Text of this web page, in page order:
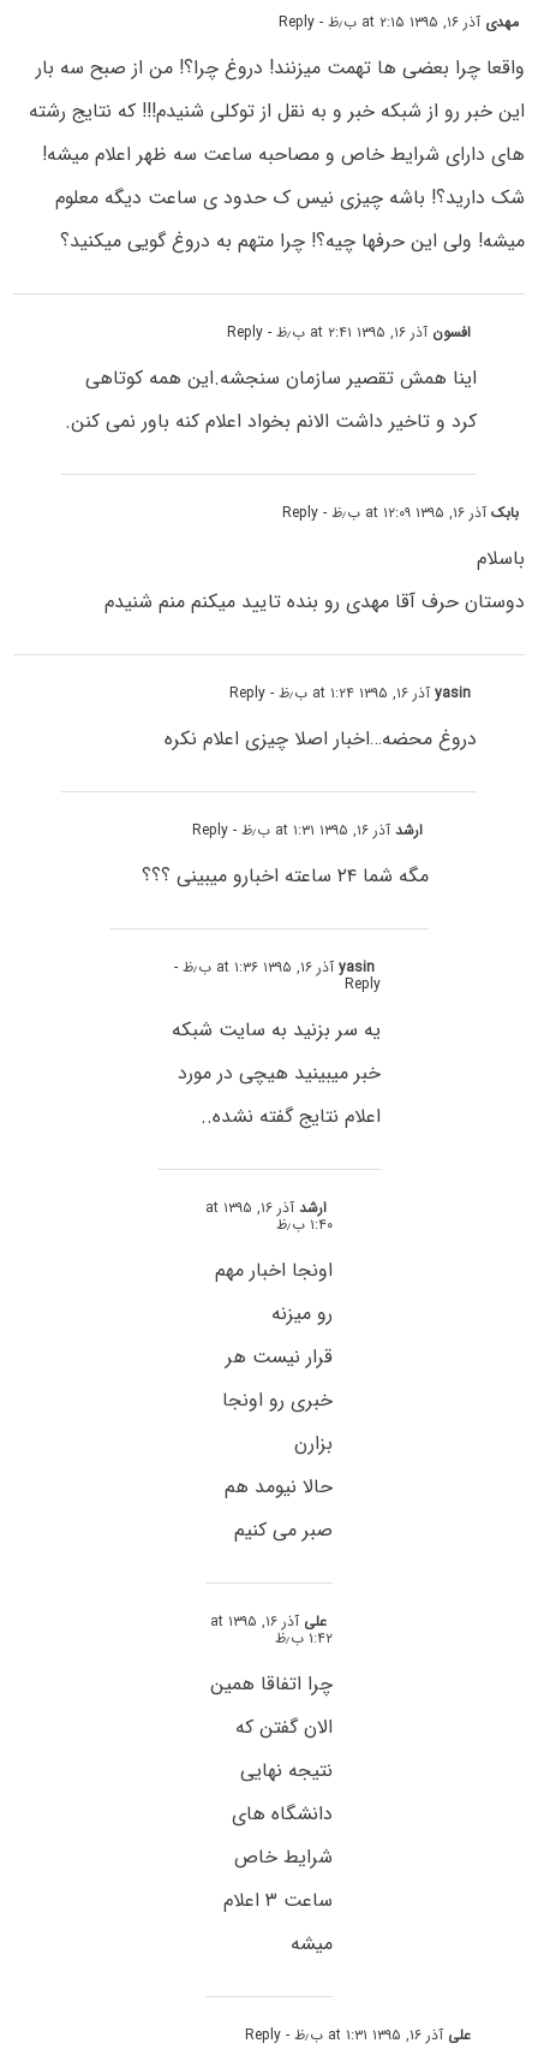
مهدی آذر ۱۶, ۱۳۹۵ at ۲:۱۵ ب٫ظ - Reply
واقعا چرا بعضی ها تهمت میزنند! دروغ چرا؟! من از صبح سه بار
این خبر رو از شبکه خبر و به نقل از توکلی شنیدم!!! که نتایج رشته
های دارای شرایط خاص و مصاحبه ساعت سه ظهر اعلام میشه!
شک دارید؟! باشه چیزی نیس ک حدود ی ساعت دیگه معلوم
میشه! ولی این حرفها چیه؟! چرا متهم به دروغ گویی میکنید؟
افسون آذر ۱۶, ۱۳۹۵ at ۲:۴۱ ب٫ظ - Reply
اینا همش تقصیر سازمان سنجشه.این همه کوتاهی
کرد و تاخیر داشت الانم بخواد اعلام کنه باور نمی کنن.
بابکآذر ۱۶, ۱۳۹۵ at ۱۲:۰۹ ب٫ظ - Reply
باسلام
دوستان حرف آقا مهدی رو بنده تایید میکنم منم شنیدم
yasinآذر ۱۶, ۱۳۹۵ at ۱:۲۴ ب٫ظ - Reply
دروغ محضه…اخبار اصلا چیزی اعلام نکره
ارشدآذر ۱۶, ۱۳۹۵ at ۱:۳۱ ب٫ظ - Reply
مگه شما ۲۴ ساعته اخبارو میبینی ؟؟؟
yasinآذر ۱۶, ۱۳۹۵ at ۱:۳۶ ب٫ظ -
Reply
یه سر بزنید به سایت شبکه
خبر میبینید هیچی در مورد
اعلام نتایج گفته نشده..
ارشد آذر ۱۶, ۱۳۹۵ at
۱:۴۰ ب٫ظ
اونجا اخبار مهم
رو میزنه
قرار نیست هر
خبری رو اونجا
بزارن
حالا نیومد هم
صبر می کنیم
علی آذر ۱۶, ۱۳۹۵ at
۱:۴۲ ب٫ظ
چرا اتفاقا همین
الان گفتن که
نتیجه نهایی
دانشگاه های
شرایط خاص
ساعت ۳ اعلام
میشه
علی آذر ۱۶, ۱۳۹۵ at ۱:۳۱ ب٫ظ - Reply